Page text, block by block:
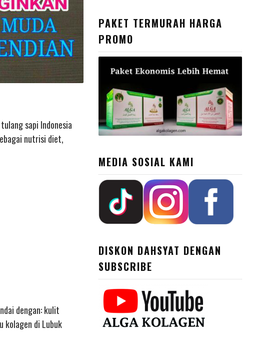
sapi Indonesia
nutrisi diet,
dengan: kulit
kolagen di Lubuk
PAKET TERMURAH HARGA
PROMO
MEDIA SOSIAL KAMI
DISKON DAHSYAT DENGAN
SUBSCRIBE